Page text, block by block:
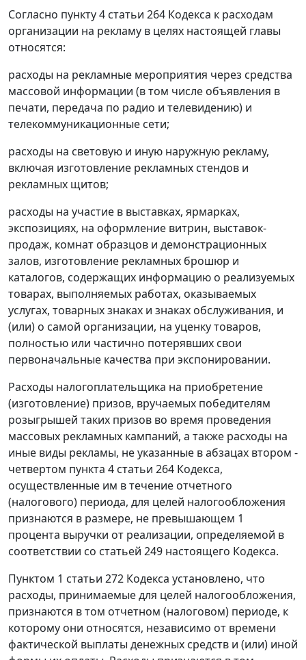
Согласно пункту 4 статьи 264 Кодекса к расходам
организации на рекламу в целях настоящей главы
относятся:
расходы на рекламные мероприятия через средства
массовой информации (в том числе объявления в
печати, передача по радио и телевидению) и
телекоммуникационные сети;
расходы на световую и иную наружную рекламу,
включая изготовление рекламных стендов и
рекламных щитов;
расходы на участие в выставках, ярмарках,
экспозициях, на оформление витрин, выставок-
продаж, комнат образцов и демонстрационных
залов, изготовление рекламных брошюр и
каталогов, содержащих информацию о реализуемых
товарах, выполняемых работах, оказываемых
услугах, товарных знаках и знаках обслуживания, и
(или) о самой организации, на уценку товаров,
полностью или частично потерявших свои
первоначальные качества при экспонировании.
Расходы налогоплательщика на приобретение
(изготовление) призов, вручаемых победителям
розыгрышей таких призов во время проведения
массовых рекламных кампаний, а также расходы на
иные виды рекламы, не указанные в абзацах втором -
четвертом пункта 4 статьи 264 Кодекса,
осуществленные им в течение отчетного
(налогового) периода, для целей налогообложения
признаются в размере, не превышающем 1
процента выручки от реализации, определяемой в
соответствии со статьей 249 настоящего Кодекса.
Пунктом 1 статьи 272 Кодекса установлено, что
расходы, принимаемые для целей налогообложения,
признаются в том отчетном (налоговом) периоде, к
которому они относятся, независимо от времени
фактической выплаты денежных средств и (или) иной